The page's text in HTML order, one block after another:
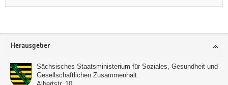
Footer-
Herausgeber
Sächsisches Staatsministerium für Soziales, Gesundheit und
Gesellschaftlichen Zusammenhalt